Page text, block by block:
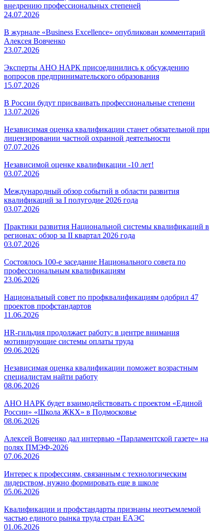
внедрению профессиональных степеней
24.07.2026
В журнале «Business Excellence» опубликован комментарий
Алексея Вовченко
23.07.2026
Эксперты АНО НАРК присоединились к обсуждению
вопросов предпринимательского образования
15.07.2026
В России будут присваивать профессиональные степени
13.07.2026
Независимая оценка квалификации станет обязательной при
лицензировании частной охранной деятельности
07.07.2026
Независимой оценке квалификации -10 лет!
03.07.2026
Международный обзор событий в области развития
квалификаций за I полугодие 2026 года
03.07.2026
Практики развития Национальной системы квалификаций в
регионах: обзор за II квартал 2026 года
03.07.2026
Состоялось 100-е заседание Национального совета по
профессиональным квалификациям
23.06.2026
Национальный совет по профквалификациям одобрил 47
проектов профстандартов
11.06.2026
HR-гильдия продолжает работу: в центре внимания
мотивирующие системы оплаты труда
09.06.2026
Независимая оценка квалификации поможет возрастным
специалистам найти работу
08.06.2026
АНО НАРК будет взаимодействовать с проектом «Единой
России» «Школа ЖКХ» в Подмосковье
08.06.2026
Алексей Вовченко дал интервью «Парламентской газете» на
полях ПМЭФ-2026
07.06.2026
Интерес к профессиям, связанным с технологическим
лидерством, нужно формировать еще в школе
05.06.2026
Квалификации и профстандарты признаны неотъемлемой
частью единого рынка труда стран ЕАЭС
01.06.2026